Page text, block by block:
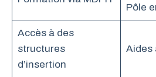
Pôle
Accès à des
structures
d’insertion
Aides